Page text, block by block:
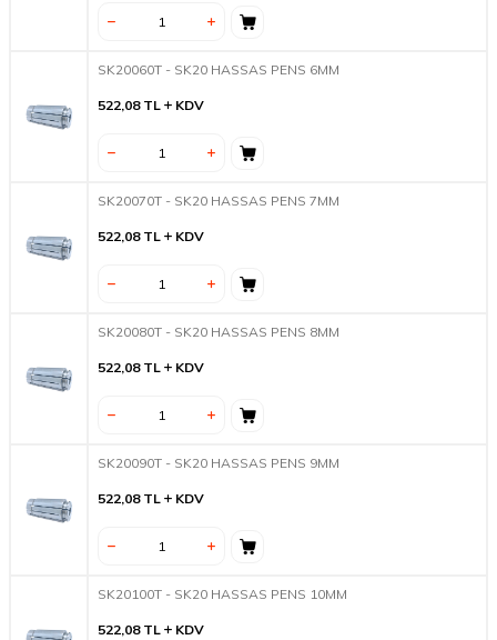
SK20060T - SK20 HASSAS PENS 6MM
522,08TL KDV
SK20070T - SK20 HASSAS PENS 7MM
522,08TL KDV
SK20080T - SK20 HASSAS PENS 8MM
522,08TL KDV
SK20090T - SK20 HASSAS PENS 9MM
522,08TL KDV
SK20100T - SK20 HASSAS PENS 10MM
522,08TL KDV